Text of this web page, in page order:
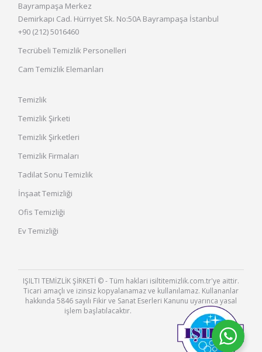
Bayrampaşa Merkez
Demirkapı Cad. Hürriyet Sk. No:50A Bayrampaşa İstanbul
+90 (212) 5016460
Tecrübeli Temizlik Personelleri
Cam Temizlik Elemanları
Temizlik
Temizlik Şirketi
Temizlik Şirketleri
Temizlik Firmaları
Tadilat Sonu Temizlik
İnşaat Temizliği
Ofis Temizliği
Ev Temizliği
IŞILTI TEMİZLİK ŞİRKETİ © - Tüm haklari isiltitemizlik.com.tr'ye aittir.
Ticari amaçlı ve izinsiz kopyalanamaz ve kullanılamaz. Kullananlar
hakkında 5846 sayılı Fikir ve Sanat Eserleri Kanunu uyarınca yasal
işlem başlatılacaktır.